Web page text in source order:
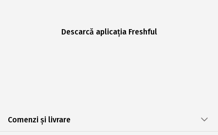
Descarcă aplicația Freshful
Comenzi și livrare